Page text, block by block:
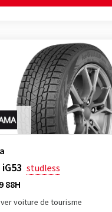
studless
88H
voiture de tourisme